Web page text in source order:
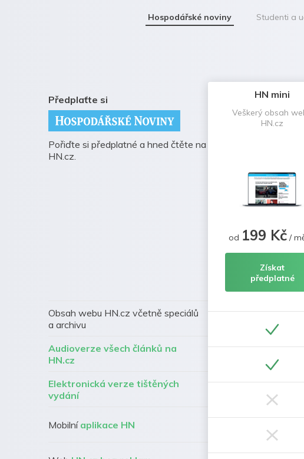
Hospodářské noviny Studenti a
Předplaťte si
Pořiďte si předplatné a hned čtěte na
HN.cz.
Obsah webu HN.cz včetně speciálů
a archivu
Audioverze všech článků na
HN.cz
Elektronická verze tištěných
vydání
Mobilní aplikace HN
HN mini
Veškerý obsah
HN.cz
od 199 Kč/
Získat
předplatné